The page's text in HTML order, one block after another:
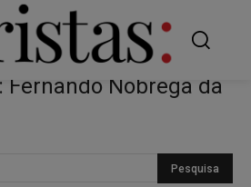
Fernando Nobrega da